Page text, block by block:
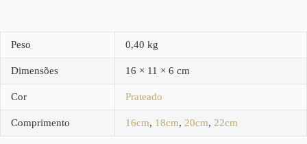
Peso 0,40 kg
Dimensões 16 × 11 × 6 cm
Cor Prateado
Comprimento 16cm, 18cm, 20cm, 22cm